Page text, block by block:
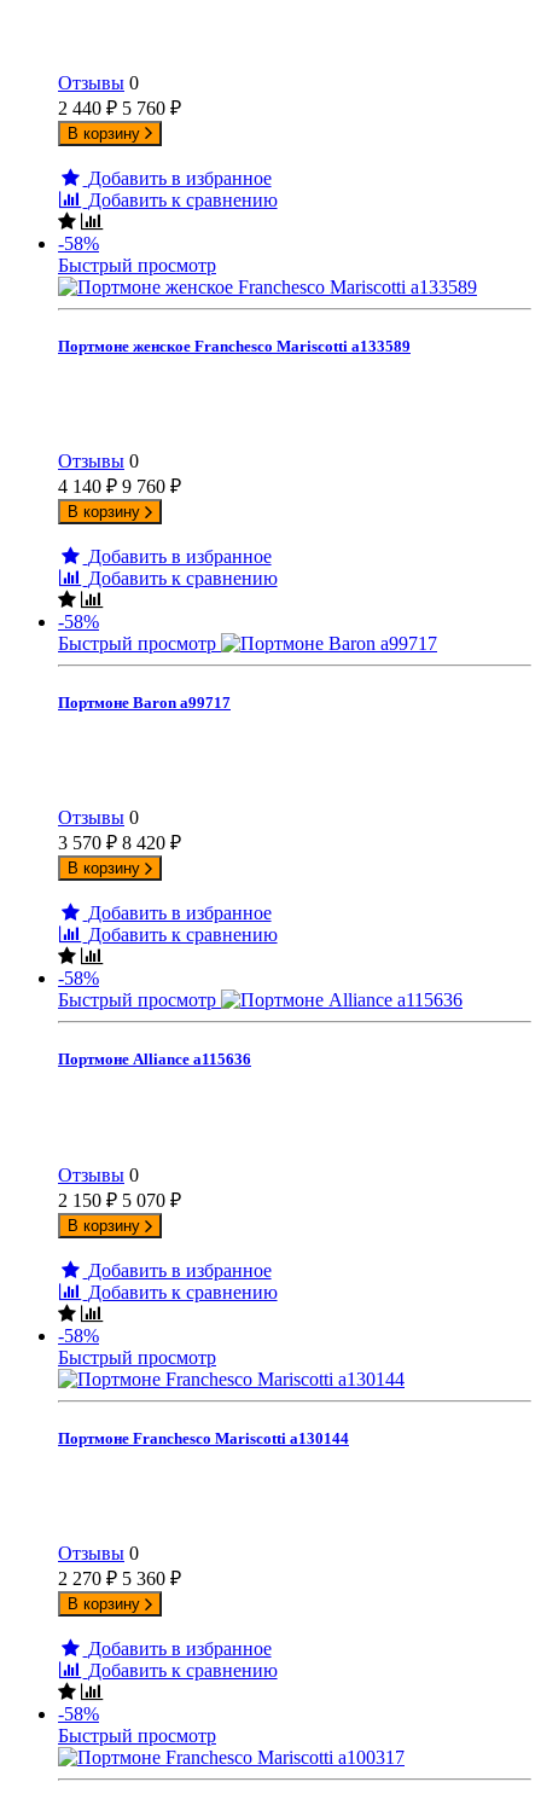
Отзывы 0
2 440 ₽ 5 760 ₽
В корзину
Добавить в избранное
Добавить к сравнению
-58%
Быстрый просмотр
Портмоне женское Franchesco Mariscotti а133589
Отзывы 0
4 140 ₽ 9 760 ₽
В корзину
Добавить в избранное
Добавить к сравнению
-58%
Быстрый просмотр
Портмоне Baron а99717
Отзывы 0
3 570 ₽ 8 420 ₽
В корзину
Добавить в избранное
Добавить к сравнению
-58%
Быстрый просмотр
Портмоне Alliance а115636
Отзывы 0
2 150 ₽ 5 070 ₽
В корзину
Добавить в избранное
Добавить к сравнению
-58%
Быстрый просмотр
Портмоне Franchesco Mariscotti а130144
Отзывы 0
2 270 ₽ 5 360 ₽
В корзину
Добавить в избранное
Добавить к сравнению
-58%
Быстрый просмотр